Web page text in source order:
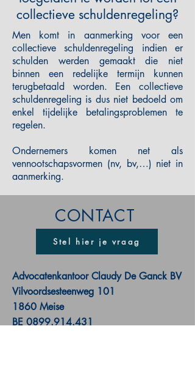
collectieve schuldenregeling?
Men komt in aanmerking voor een
collectieve schuldenregeling indien er
schulden werden gemaakt die niet
binnen een redelijke termijn kunnen
terugbetaald worden. Een collectieve
schuldenregeling is dus niet bedoeld om
enkel tijdelijke betalingsproblemen te
regelen.
Ondernemers komen net als
vennootschapsvormen (nv, bv,…) niet in
aanmerking.
CONTACT
Stel hier je vraag
Advocatenkantoor Claudy De Ganck BV
Vilvoordsesteenweg 101
1860 Meise
BE 0899.914.431